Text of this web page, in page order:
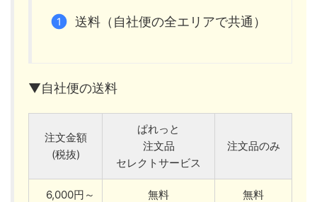
送料（自社便の全エリアで共通）
▼自社便の送料
注文金額
(税抜)
ぱれっと
注文品
セレクトサービス
注文品のみ
6,000円～ 無料 無料